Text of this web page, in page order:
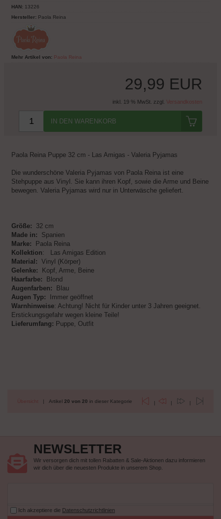
HAN: 13226
Hersteller: Paola Reina
Mehr Artikel von: Paola Reina
29,99 EUR
inkl. 19 % MwSt. zzgl. Versandkosten
IN DEN WARENKORB
Paola Reina Puppe 32 cm - Las Amigas - Valeria Pyjamas
Die wunderschöne Valeria Pyjamas von Paola Reina ist eine
Stehpuppe aus Vinyl. Sie kann ihren Kopf, sowie die Arme und Beine
bewegen. Valeria Pyjamas wird nur in Unterwäsche geliefert.
Größe: 32 cm
Made in: Spanien
Marke: Paola Reina
Kollektion: Las Amigas Edition
Material: Vinyl (Körper)
Gelenke: Kopf, Arme, Beine
Haarfarbe: Blond
Augenfarben: Blau
Augen Typ: Immer geöffnet
Warnhinweise: Achtung! Nicht für Kinder unter 3 Jahren geeignet.
Erstickungsgefahr wegen kleine Teile!
Lieferumfang: Puppe, Outfit
Übersicht | Artikel 20 von 20 in dieser Kategorie | | |
NEWSLETTER
Wir versorgen dich mit tollen Rabatten & Sale-Aktionen dazu informieren
wir dich über die neuesten Produkte in unserem Shop.
Ich akzeptiere die Datenschutzrichtlinien